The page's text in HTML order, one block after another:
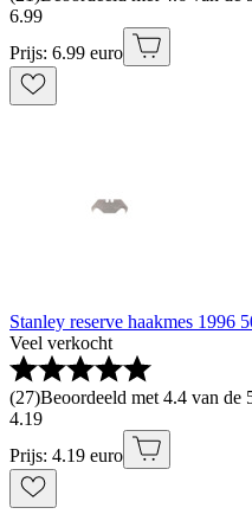
6.99
Prijs: 6.99 euro
Stanley reserve haakmes 1996
Veel verkocht
(27)Beoordeeld met 4.4 van de
4.19
Prijs: 4.19 euro